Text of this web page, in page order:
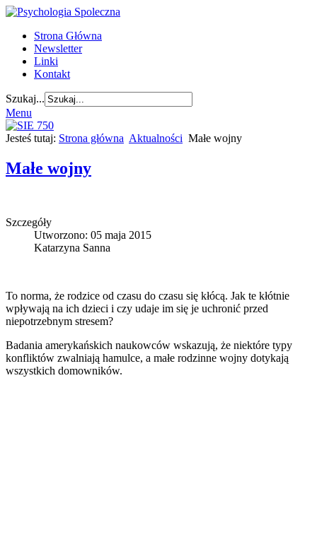
Strona Główna
Newsletter
Linki
Kontakt
Szukaj...
Menu
Jesteś tutaj: Strona główna Aktualności Małe wojny
Małe wojny
Szczegóły
Utworzono: 05 maja 2015
Katarzyna Sanna
To norma, że rodzice od czasu do czasu się kłócą. Jak te kłótnie
wpływają na ich dzieci i czy udaje im się je uchronić przed
niepotrzebnym stresem?
Badania amerykańskich naukowców wskazują, że niektóre typy
konfliktów zwalniają hamulce, a małe rodzinne wojny dotykają
wszystkich domowników.